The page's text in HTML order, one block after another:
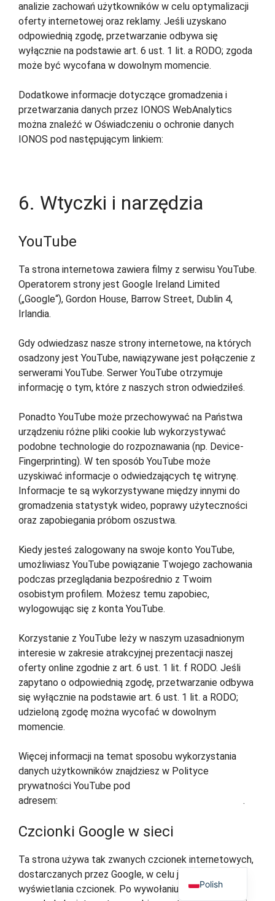
analizie zachowań użytkowników w celu optymalizacji
oferty internetowej oraz reklamy. Jeśli uzyskano
odpowiednią zgodę, przetwarzanie odbywa się
wyłącznie na podstawie art. 6 ust. 1 lit. a RODO; zgoda
może być wycofana w dowolnym momencie.
Dodatkowe informacje dotyczące gromadzenia i
przetwarzania danych przez IONOS WebAnalytics
można znaleźć w Oświadczeniu o ochronie danych
IONOS pod następującym linkiem:
6. Wtyczki i narzędzia
YouTube
Ta strona internetowa zawiera filmy z serwisu YouTube.
Operatorem strony jest Google Ireland Limited
(„Google“), Gordon House, Barrow Street, Dublin 4,
Irlandia.
Gdy odwiedzasz nasze strony internetowe, na których
osadzony jest YouTube, nawiązywane jest połączenie z
serwerami YouTube. Serwer YouTube otrzymuje
informację o tym, które z naszych stron odwiedziłeś.
Ponadto YouTube może przechowywać na Państwa
urządzeniu różne pliki cookie lub wykorzystywać
podobne technologie do rozpoznawania (np. Device-
Fingerprinting). W ten sposób YouTube może
uzyskiwać informacje o odwiedzających tę witrynę.
Informacje te są wykorzystywane między innymi do
gromadzenia statystyk wideo, poprawy użyteczności
oraz zapobiegania próbom oszustwa.
Kiedy jesteś zalogowany na swoje konto YouTube,
umożliwiasz YouTube powiązanie Twojego zachowania
podczas przeglądania bezpośrednio z Twoim
osobistym profilem. Możesz temu zapobiec,
wylogowując się z konta YouTube.
Korzystanie z YouTube leży w naszym uzasadnionym
interesie w zakresie atrakcyjnej prezentacji naszej
oferty online zgodnie z art. 6 ust. 1 lit. f RODO. Jeśli
zapytano o odpowiednią zgodę, przetwarzanie odbywa
się wyłącznie na podstawie art. 6 ust. 1 lit. a RODO;
udzieloną zgodę można wycofać w dowolnym
momencie.
Więcej informacji na temat sposobu wykorzystania
danych użytkowników znajdziesz w Polityce
prywatności YouTube pod
adresem:
.
Czcionki Google w sieci
Ta strona używa tak zwanych czcionek internetowych,
dostarczanych przez Google, w celu jednolitego
wyświetlania czcionek. Po wywołaniu strony,Polish
German